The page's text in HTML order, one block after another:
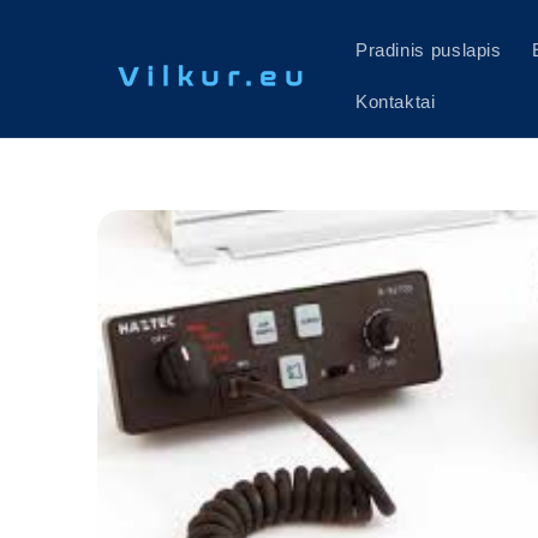
Pradinis puslapis
Kontaktai
Pereiti prie
informacijos
apie gaminį